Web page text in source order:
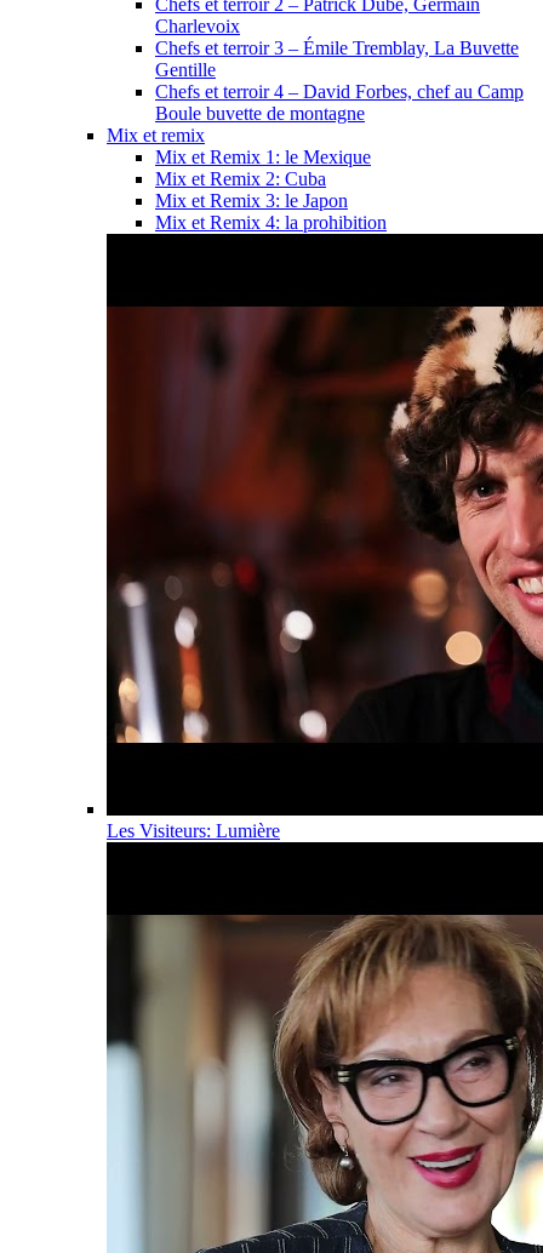
Chefs et terroir 2 – Patrick Dubé, Germain
Charlevoix
Chefs et terroir 3 – Émile Tremblay, La Buvette
Gentille
Chefs et terroir 4 – David Forbes, chef au Camp
Boule buvette de montagne
Mix et remix
Mix et Remix 1: le Mexique
Mix et Remix 2: Cuba
Mix et Remix 3: le Japon
Mix et Remix 4: la prohibition
Les Visiteurs: Lumière